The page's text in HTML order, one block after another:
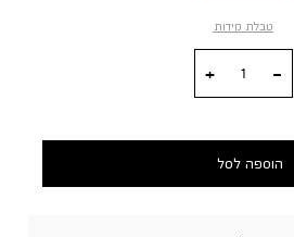
טבלת מידות
הוספה לסל